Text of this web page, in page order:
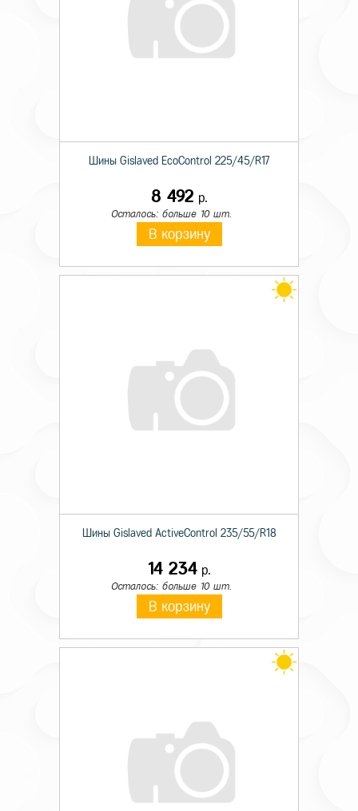
Шины Gislaved EcoControl 225/45/R17
8 492 р.
Осталось: больше 10 шт.
В корзину
Шины Gislaved ActiveControl 235/55/R18
14 234р.
Осталось: больше 10 шт.
В корзину